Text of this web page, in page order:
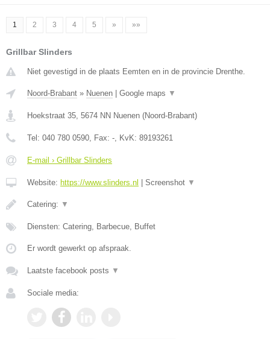
1 2 3 4 5 » »»
Grillbar Slinders
Niet gevestigd in de plaats Eemten en in de provincie Drenthe.
Noord-Brabant » Nuenen Google maps ▼
Hoekstraat 35, 5674 NN Nuenen (Noord-Brabant)
Tel: 040 780 0590, Fax: -, KvK: 89193261
E-mail › Grillbar Slinders
Website: https://www.slinders.nl Screenshot ▼
Catering: ▼
Diensten: Catering, Barbecue, Buffet
Er wordt gewerkt op afspraak.
Laatste facebook posts ▼
Sociale media: